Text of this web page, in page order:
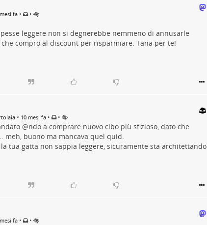
fa • •
leggere non si degnerebbe nemmeno di annusarle
compro al discount per risparmiare. Tana per te!
• 10 mesi fa • •
@ndoa comprare nuovo cibo più sfizioso, dato che
meh, buono ma mancava quel quid.
tua gatta non sappia leggere, sicuramente sta architettando
fa • •